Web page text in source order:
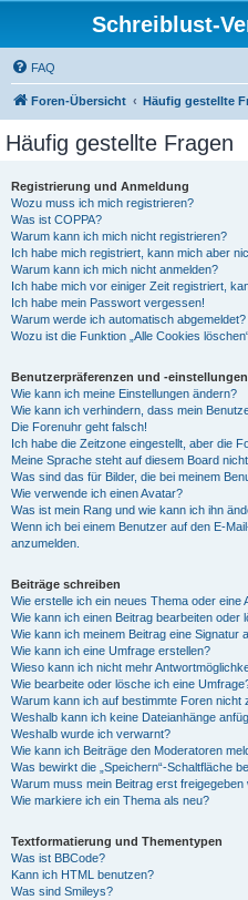
Schreiblust-
FAQ
Foren-Übersicht Häufig gestellte
Häufig gestellte Fragen
Registrierung und Anmeldung
Wozu muss ich mich registrieren?
Was ist COPPA?
Warum kann ich mich nicht registrieren?
Ich habe mich registriert, kann mich aber
Warum kann ich mich nicht anmelden?
Ich habe mich vor einiger Zeit registriert,
Ich habe mein Passwort vergessen!
Warum werde ich automatisch abgemeldet?
Wozu ist die Funktion „Alle Cookies
Benutzerpräferenzen und -einstellungen
Wie kann ich meine Einstellungen ändern?
Wie kann ich verhindern, dass mein
Die Forenuhr geht falsch!
Ich habe die Zeitzone eingestellt, aber die
Meine Sprache steht auf diesem Board
Was sind das für Bilder, die bei meinem
Wie verwende ich einen Avatar?
Was ist mein Rang und wie kann ich ihn
Wenn ich bei einem Benutzer auf den E-
anzumelden.
Beiträge schreiben
Wie erstelle ich ein neues Thema oder eine
Wie kann ich einen Beitrag bearbeiten oder
Wie kann ich meinem Beitrag eine Signatur
Wie kann ich eine Umfrage erstellen?
Wieso kann ich nicht mehr
Wie bearbeite oder lösche ich eine
Warum kann ich auf bestimmte Foren nicht
Weshalb kann ich keine Dateianhänge
Weshalb wurde ich verwarnt?
Wie kann ich Beiträge den Moderatoren
Was bewirkt die „Speichern“-Schaltfläche
Warum muss mein Beitrag erst freigegeben
Wie markiere ich ein Thema als neu?
Textformatierung und Thementypen
Was ist BBCode?
Kann ich HTML benutzen?
Was sind Smileys?